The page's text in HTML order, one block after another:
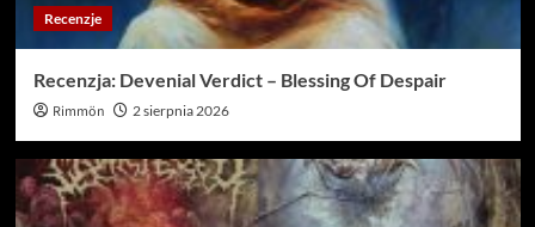
Recenzje
Recenzja: Devenial Verdict – Blessing Of Despair
Rimmön 2 sierpnia 2026